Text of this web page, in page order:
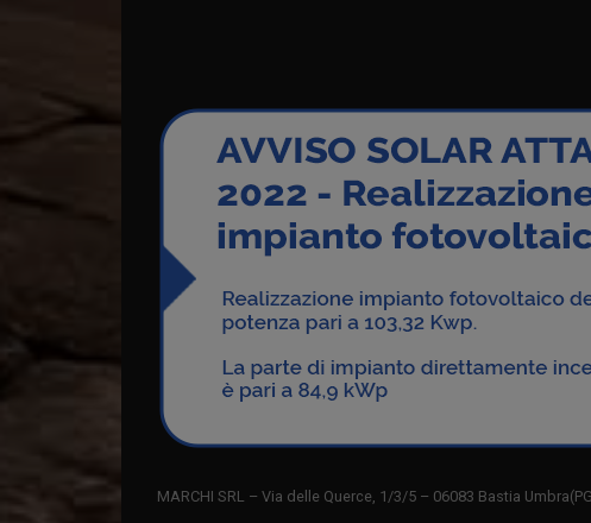
MARCHI SRL – Via delle Querce, 1/3/5 – 06083 Bastia